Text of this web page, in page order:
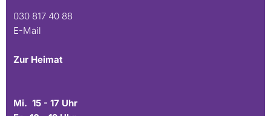
030 817 40 88
E-Mail
Zur Heimat
Mi. 15 - 17 Uhr